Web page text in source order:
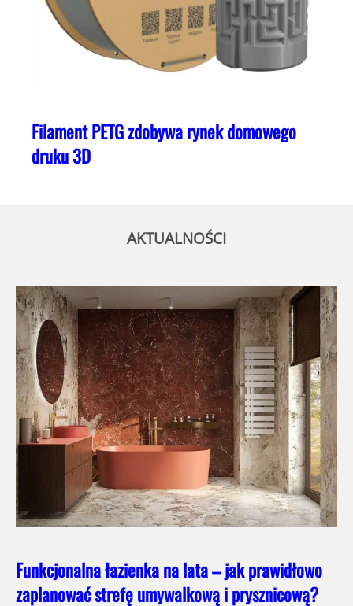
Filament PETG zdobywa rynek domowego
druku 3D
AKTUALNOŚCI
Funkcjonalna łazienka na lata – jak prawidłowo
zaplanować strefę umywalkową i prysznicową?